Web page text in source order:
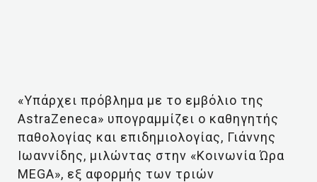
«Υπάρχει πρόβλημα με το εμβόλιο της
AstraZeneca» υπογραμμίζει ο καθηγητής
παθολογίας και επιδημιολογίας, Γιάννης
Ιωαννίδης, μιλώντας στην «Κοινωνία Ώρα
MEGA», εξ αφορμής των τριών